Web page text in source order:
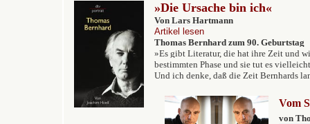
»Die Ursache bin ich«
Von Lars Hartmann
Artikel lesen
Thomas Bernhard zum 90. Geburtstag
»Es gibt Literatur, die hat ihre Zeit und
bestimmten Phase und sie tut es
Und ich denke, daß die Zeit Bernhards
Vom
von